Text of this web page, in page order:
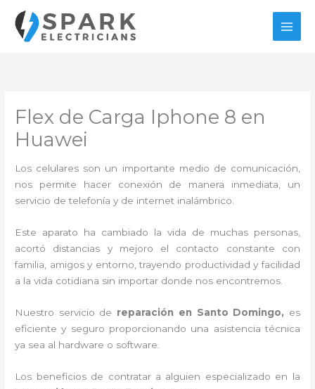
contenido
Flex de Carga Iphone 8 en
Huawei
Los celulares son un importante medio de comunicación,
nos permite hacer conexión de manera inmediata, un
servicio de telefonía y de internet inalámbrico.
Este aparato ha cambiado la vida de muchas personas,
acortó distancias y mejoro el contacto constante con
familia, amigos y entorno, trayendo productividad y facilidad
a la vida cotidiana sin importar donde nos encontremos.
Nuestro servicio de reparación en Santo Domingo, es
eficiente y seguro proporcionando una asistencia técnica
ya sea al hardware o software.
Los beneficios de contratar a alguien especializado en la